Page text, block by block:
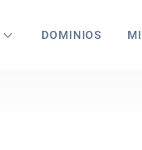
DOMINIOS